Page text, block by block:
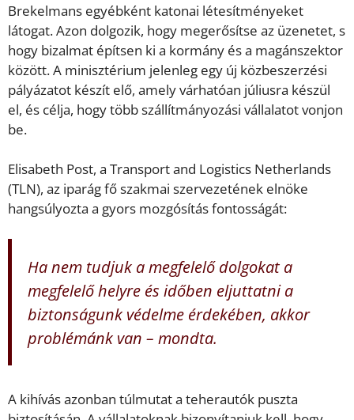
Brekelmans egyébként katonai létesítményeket
látogat. Azon dolgozik, hogy megerősítse az üzenetet, s
hogy bizalmat építsen ki a kormány és a magánszektor
között. A minisztérium jelenleg egy új közbeszerzési
pályázatot készít elő, amely várhatóan júliusra készül
el, és célja, hogy több szállítmányozási vállalatot vonjon
be.
Elisabeth Post, a Transport and Logistics Netherlands
(TLN), az iparág fő szakmai szervezetének elnöke
hangsúlyozta a gyors mozgósítás fontosságát:
Ha nem tudjuk a megfelelő dolgokat a
megfelelő helyre és időben eljuttatni a
biztonságunk védelme érdekében, akkor
problémánk van – mondta.
A kihívás azonban túlmutat a teherautók puszta